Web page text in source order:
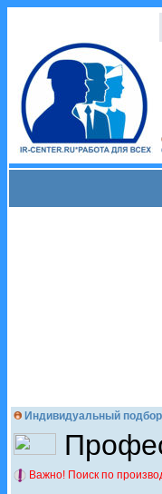
Индивидуальный
Важно! Поиск по